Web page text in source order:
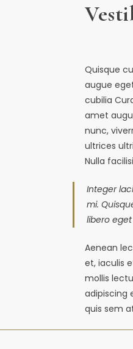
Quisque
augue
cubilia
amet
nunc,
ultrices
Nulla
Integer
mi.
libero
Aenean
et, iaculis
mollis
adipiscing
quis sem